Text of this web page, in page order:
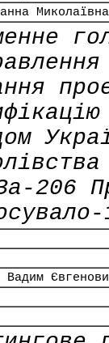
Миколаївна
206
Вадим